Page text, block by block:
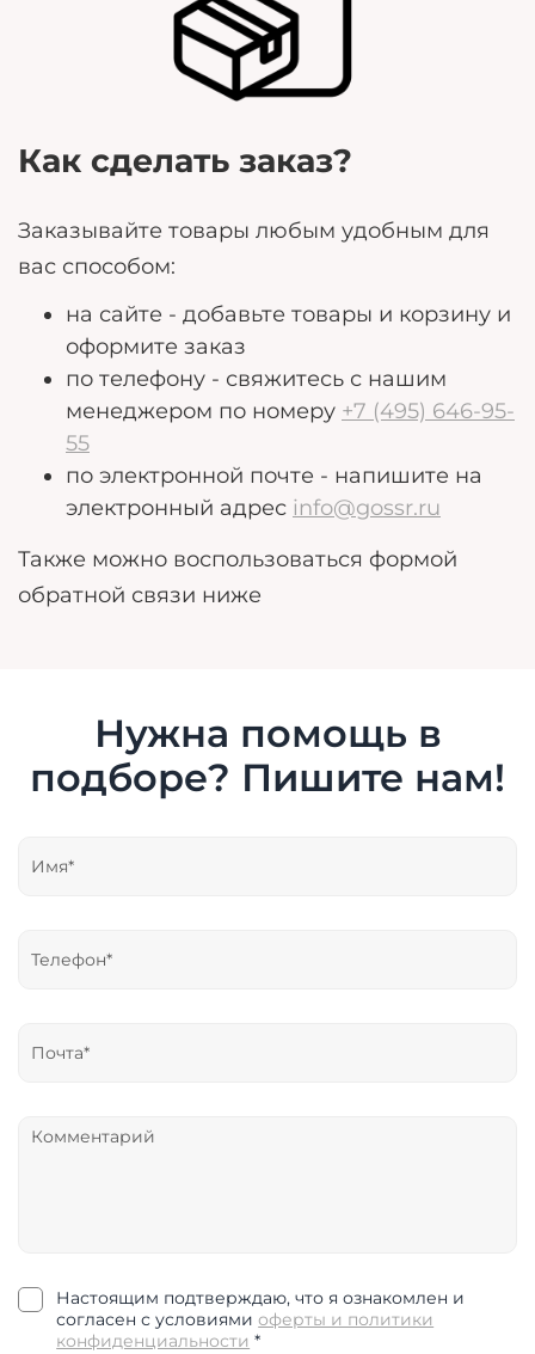
могут помочь нам лучше удовлетворить ваши
потребности.
Как сделать заказ?
Заказывайте товары любым удобным для
вас способом:
на сайте - добавьте товары и корзину и
оформите заказ
по телефону - свяжитесь с нашим
менеджером по номеру +7 (495) 646-95-
55
по электронной почте - напишите на
электронный адрес info@gossr.ru
Также можно воспользоваться формой
обратной связи ниже
Нужна помощь в
подборе? Пишите нам!
Настоящим подтверждаю, что я ознакомлен и
согласен с условиямиоферты и политики
конфиденциальности *